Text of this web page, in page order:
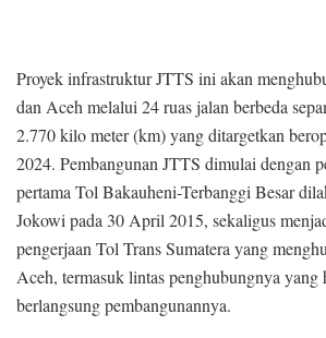
Proyek infrastruktur JTTS ini akan
dan Aceh melalui 24 ruas jalan berbeda
2.770 kilo meter (km) yang ditargetkan
2024. Pembangunan JTTS dimulai dengan
pertama Tol Bakauheni-Terbanggi Besar
Jokowi pada 30 April 2015, sekaligus
pengerjaan Tol Trans Sumatera yang
Aceh, termasuk lintas penghubungnya
berlangsung pembangunannya.